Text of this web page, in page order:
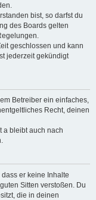
bist, so darfst du
des Boards gelten
geschlossen und kann
jederzeit gekündigt
Betreiber ein einfaches,
Recht, deinen
a bleibt auch nach
er keine Inhalte
Sitten verstoßen. Du
die in deinen